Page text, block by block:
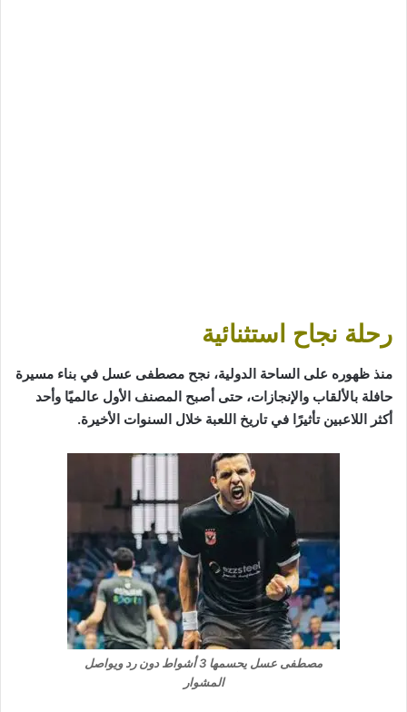
رحلة نجاح استثنائية
منذ ظهوره على الساحة الدولية، نجح مصطفى عسل في بناء مسيرة
حافلة بالألقاب والإنجازات، حتى أصبح المصنف الأول عالميًا وأحد
أكثر اللاعبين تأثيرًا في تاريخ اللعبة خلال السنوات الأخيرة.
مصطفى عسل يحسمها 3 أشواط دون رد ويواصل
المشوار